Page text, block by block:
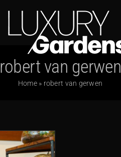
robert van gerwen
Home» robert van gerwen